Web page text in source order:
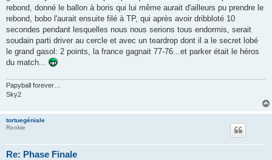
g
rebond, donné le ballon à boris qui lui même aurait d'ailleurs pu prendre le
rebond, bobo l'aurait ensuite filé à TP, qui après avoir dribbloté 10
secondes pendant lesquelles nous nous serions tous endormis, serait
soudain parti driver au cercle et avec un teardrop dont il a le secret lobé
le grand gasol: 2 points, la france gagnait 77-76...et parker était le héros
du match...
Papyball forever…
Sky2
tortuegéniale
Rookie
Re: Phase Finale